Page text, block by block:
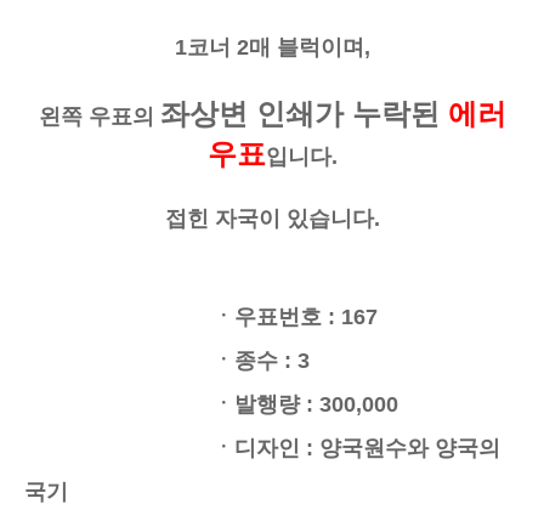
1코너 2매 블럭이며,
왼쪽 우표의 좌상변 인쇄가 누락된 에러
우표입니다.
접힌 자국이 있습니다.
ㆍ우표번호 : 167
ㆍ종수 : 3
ㆍ발행량 : 300,000
ㆍ디자인 : 양국원수와 양국의
국기